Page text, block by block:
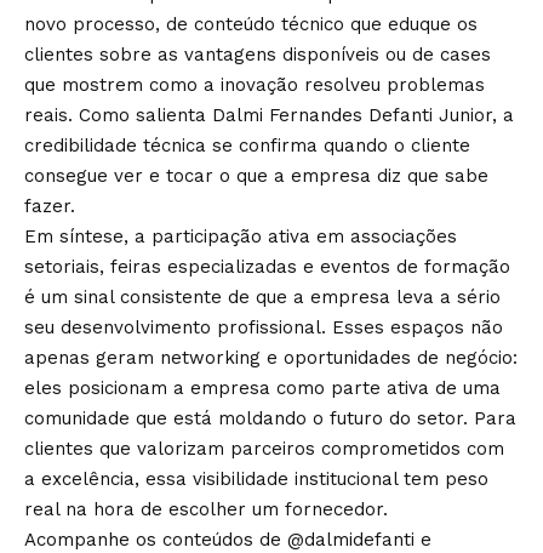
novo processo, de conteúdo técnico que eduque os
clientes sobre as vantagens disponíveis ou de cases
que mostrem como a inovação resolveu problemas
reais. Como salienta Dalmi Fernandes Defanti Junior, a
credibilidade técnica se confirma quando o cliente
consegue ver e tocar o que a empresa diz que sabe
fazer.
Em síntese, a participação ativa em associações
setoriais, feiras especializadas e eventos de formação
é um sinal consistente de que a empresa leva a sério
seu desenvolvimento profissional. Esses espaços não
apenas geram networking e oportunidades de negócio:
eles posicionam a empresa como parte ativa de uma
comunidade que está moldando o futuro do setor. Para
clientes que valorizam parceiros comprometidos com
a excelência, essa visibilidade institucional tem peso
real na hora de escolher um fornecedor.
Acompanhe os conteúdos de @dalmidefanti e